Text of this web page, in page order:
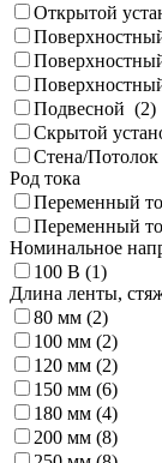
Открытой
Подвесной (2)
Скрытой
Стена/
Род тока
Переменный
Переменный
Номинальное
100 В (1)
Длина ленты,
80 мм (2)
100 мм (2)
120 мм (2)
150 мм (6)
180 мм (4)
200 мм (8)